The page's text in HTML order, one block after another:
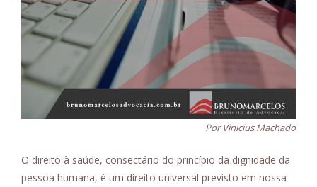
Por Vinicius Machado
O direito à saúde, consectário do princípio da dignidade da
pessoa humana, é um direito universal previsto em nossa